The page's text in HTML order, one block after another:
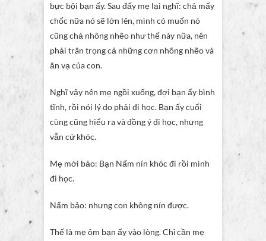
bực bội bạn ấy. Sau đấy mẹ lại nghĩ: chả mấy
chốc nữa nó sẽ lớn lên, mình có muốn nó
cũng chả nhõng nhẽo như thế này nữa, nên
phải trân trọng cả những cơn nhõng nhẽo và
ăn vạ của con.
Nghĩ vậy nên mẹ ngồi xuống, đợi bạn ấy bình
tĩnh, rồi nói lý do phải đi học. Bạn ấy cuối
cùng cũng hiểu ra và đồng ý đi học, nhưng
vẫn cứ khóc.
Mẹ mới bảo: Bạn Nấm nín khóc đi rồi mình
đi học.
Nấm bảo: nhưng con không nín được.
Thế là mẹ ôm bạn ấy vào lòng. Chỉ cần mẹ